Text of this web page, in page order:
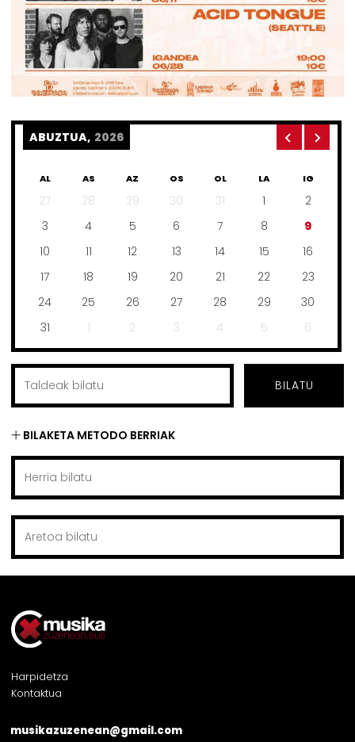
ABUZTUA, 2026
AL AS AZ OS OL LA IG
27 28 29 30 31 1
2
3
4 5 6 7 8
9
10
11 12 13 14 15
16
17
18 19 20 21 22
23
24
25 26 27 28 29
30
31
1 2 3 4 5 6
BILATU
BILAKETA METODO BERRIAK
Harpidetza
Kontaktua
musikazuzenean@gmail.com